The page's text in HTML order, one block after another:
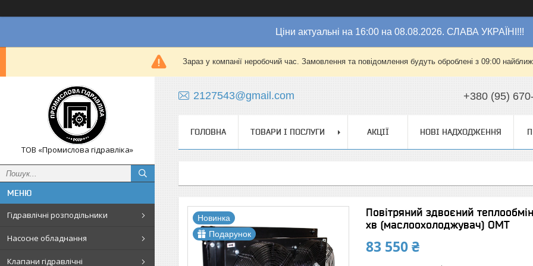
Ціни актуальні на 16:00 на 08.08.2026. СЛАВА УКРАЇНІ!!!
Зараз у компанії неробочий час. Замовлення та повідомлення будуть оброблені з 09:00
ТОВ «Промислова гідравліка»
Гідравлічні розподільники
Насосне обладнання
Клапани гідравлічні
2127543@gmail.com +380 (95)
ГОЛОВНА ТОВАРИ І ПОСЛУГИ АКЦІЇ НОВІ НАДХОДЖЕННЯ
Подарунок
Новинка
Повітряний здвоєний
хв (маслоохолоджувач) OMT
83 550 ₴